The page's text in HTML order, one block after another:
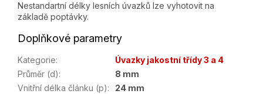
Nestandartní délky lesních úvazků lze vyhotovit na
základě poptávky.
Doplňkové parametry
Kategorie:
Úvazky jakostní třídy 3 a 4
Průměr (d):
8 mm
Vnitřní délka článku (p):
24 mm